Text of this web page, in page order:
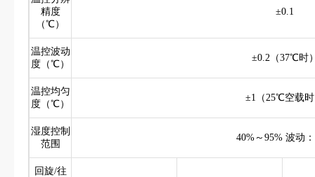
精度
（℃）
±0.1
温控波动
度（℃）
±0.2（37℃时
温控均匀
度（℃）
±1（25℃空载
湿度控制
范围
40%～95% 波动
回旋/往